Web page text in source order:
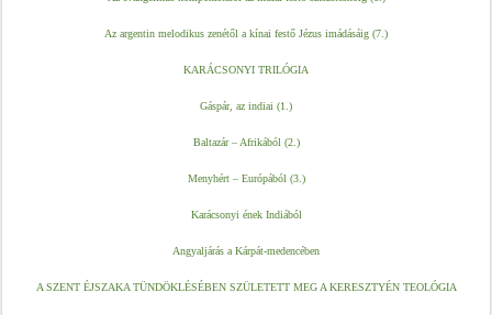
Az argentin melodikus zenétől a kínai festő Jézus imádásáig (7.)
KARÁCSONYI TRILÓGIA
Gáspár, az indiai (1.)
Baltazár – Afrikából (2.)
Menyhért – Európából (3.)
Karácsonyi ének Indiából
Angyaljárás a Kárpát-medencében
A SZENT ÉJSZAKA TÜNDÖKLÉSÉBEN SZÜLETETT MEG A KERESZTYÉN TEOLÓGIA